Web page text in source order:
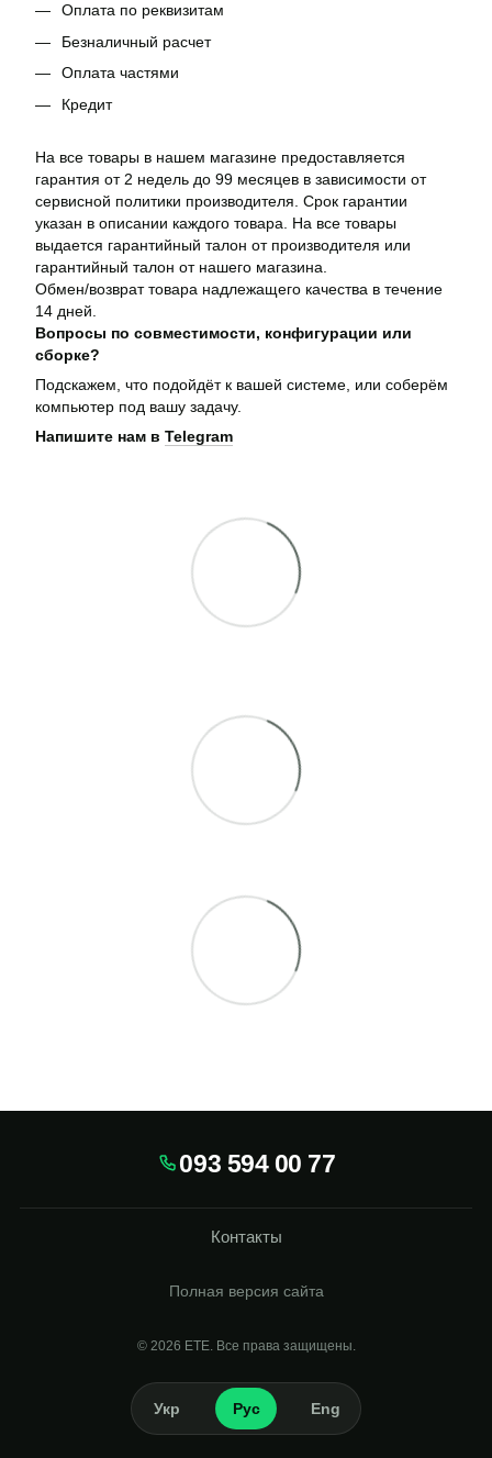
Оплата по реквизитам
Безналичный расчет
Оплата частями
Кредит
На все товары в нашем магазине предоставляется
гарантия от 2 недель до 99 месяцев в зависимости от
сервисной политики производителя. Срок гарантии
указан в описании каждого товара. На все товары
выдается гарантийный талон от производителя или
гарантийный талон от нашего магазина.
Обмен/возврат товара надлежащего качества в течение
14 дней.
Вопросы по совместимости, конфигурации или
сборке?
Подскажем, что подойдёт к вашей системе, или соберём
компьютер под вашу задачу.
Напишите нам в Telegram
093 594 00 77
Контакты
Полная версия сайта
© 2026
Укр Рус Eng